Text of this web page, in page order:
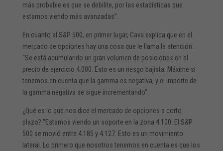
más probable es que se debilite, por las estadísticas que
estamos viendo más avanzadas”.
En cuanto al S&P 500, en primer lugar, Cava explica que en el
mercado de opciones hay una cosa que le llama la atención.
“Se está acumulando un gran volumen de posiciones en el
precio de ejercicio 4.000. Esto es un riesgo bajista. Máxime si
tenemos en cuenta que la gamma es negativa, y el importe de
la gamma negativa se sigue incrementando”.
¿Qué es lo que nos dice el mercado de opciones a corto
plazo? “Estamos viendo un soporte en la zona 4.100. El S&P
500 se movió entre 4.185 y 4.127. Esto es un movimiento
lateral. Lo primero que nosotros tenemos en cuenta es que los